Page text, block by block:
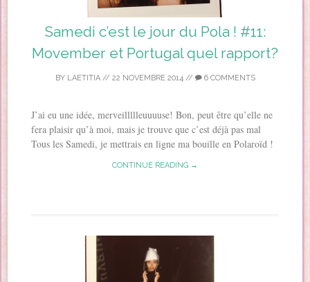
Samedi c’est le jour du Pola ! #11:
Movember et Portugal quel rapport?
BY LAETITIA// 22 NOVEMBRE 2014 // 6 COMMENTS
J’ai eu une idée, merveillllleuuuuse! Bon, peut être qu’elle ne
fera plaisir qu’à moi, mais je trouve que c’est déjà pas mal
Tous les Samedi, je mettrais en ligne ma bouille en Polaroïd !
CONTINUE READING →